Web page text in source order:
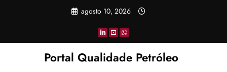
agosto 10, 2026
Portal Qualidade Petróleo